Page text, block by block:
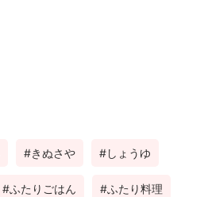
きぬさや しょうゆ
ふたりごはん ふたり料理